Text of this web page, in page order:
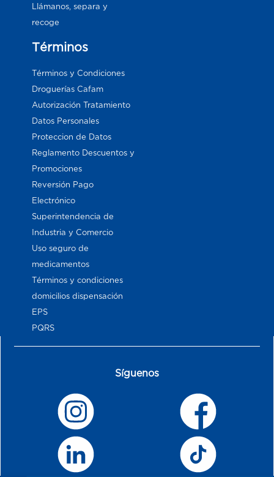
Llámanos, separa y
recoge
Términos
Términos y Condiciones
Droguerías Cafam
Autorización Tratamiento
Datos Personales
Proteccion de Datos
Reglamento Descuentos y
Promociones
Reversión Pago
Electrónico
Superintendencia de
Industria y Comercio
Uso seguro de
medicamentos
Términos y condiciones
domicilios dispensación
EPS
PQRS
Síguenos